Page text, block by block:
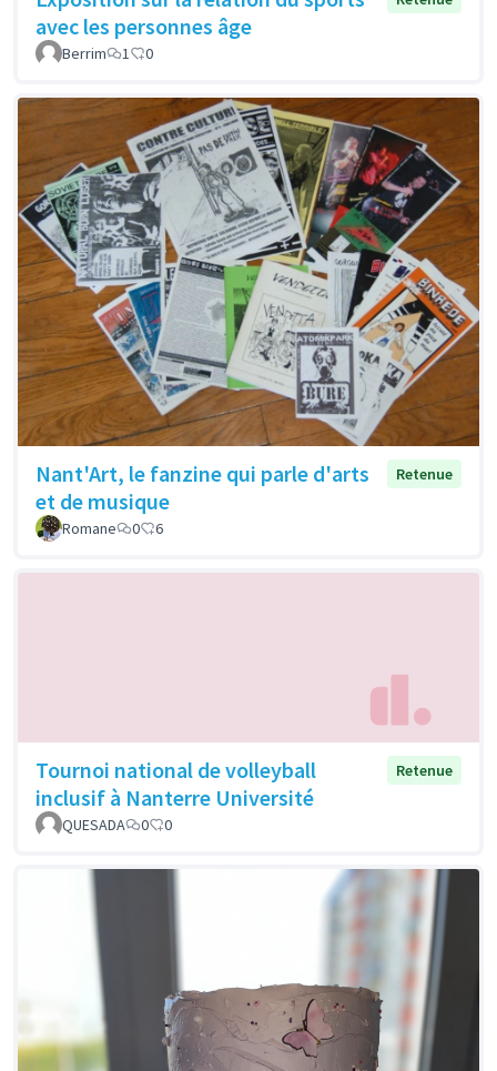
avec les personnes âge
Berrim 1 0
Nant'Art, le fanzine qui parle d'arts
et de musique
Retenue
Romane 0 6
Tournoi national de volleyball
inclusif à Nanterre Université
Retenue
QUESADA 0 0